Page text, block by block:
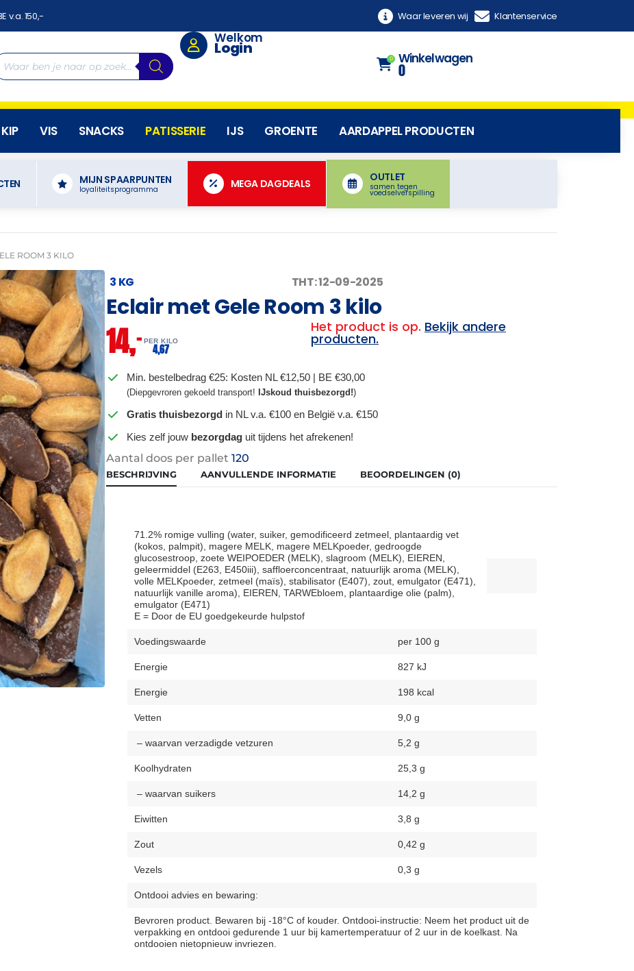
v.a. 150,- Waar leveren wij Klantenservice
Welkom
Login
0 Winkelwagen
0
KIP VIS SNACKS PATISSERIE IJS GROENTE AARDAPPEL PRODUCTEN
MIJN SPAARPUNTEN
loyaliteitsprogramma MEGA DAGDEALS
OUTLET
samen tegen
voedselverspilling
ROOM 3 KILO
3 KG THT: 12-09-2025
Eclair met Gele Room 3 kilo
14,– PER KILO
4,67
Het product is op. Bekijk andere
producten.
Min. bestelbedrag €25: Kosten NL €12,50 | BE €30,00
(Diepgevroren gekoeld transport!IJskoud thuisbezorgd!)
Gratis thuisbezorgd in NL v.a. €100 en België v.a. €150
Kies zelf jouw bezorgdag uit tijdens het afrekenen!
Aantal doos per pallet120
BESCHRIJVING AANVULLENDE INFORMATIE BEOORDELINGEN (0)
71.2% romige vulling (water, suiker, gemodificeerd zetmeel, plantaardig vet
(kokos, palmpit), magere MELK, magere MELKpoeder, gedroogde
glucosestroop, zoete WEIPOEDER (MELK), slagroom (MELK), EIEREN,
geleermiddel (E263, E450iii), saffloerconcentraat, natuurlijk aroma (MELK),
volle MELKpoeder, zetmeel (maïs), stabilisator (E407), zout, emulgator (E471),
natuurlijk vanille aroma), EIEREN, TARWEbloem, plantaardige olie (palm),
emulgator (E471)
E = Door de EU goedgekeurde hulpstof
Voedingswaarde per 100 g
Energie 827 kJ
Energie 198 kcal
Vetten 9,0 g
– waarvan verzadigde vetzuren 5,2 g
Koolhydraten 25,3 g
– waarvan suikers 14,2 g
Eiwitten 3,8 g
Zout 0,42 g
Vezels 0,3 g
Ontdooi advies en bewaring:
Bevroren product. Bewaren bij -18°C of kouder. Ontdooi-instructie: Neem het product uit de
verpakking en ontdooi gedurende 1 uur bij kamertemperatuur of 2 uur in de koelkast. Na
ontdooien nietopnieuw invriezen.